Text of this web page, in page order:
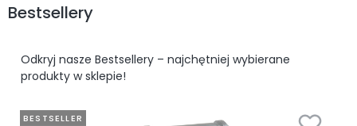
Bestsellery
Odkryj nasze Bestsellery – najchętniej wybierane
produkty w sklepie!
BESTSELLER